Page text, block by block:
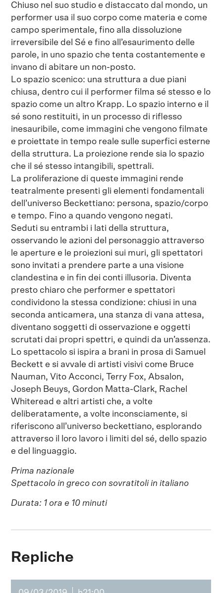
Chiuso nel suo studio e distaccato dal mondo, un
performer usa il suo corpo come materia e come
campo sperimentale, fino alla dissoluzione
irreversibile del Sé e fino all’esaurimento delle
parole, in uno spazio che tenta costantemente e
invano di abitare un non-posto.
Lo spazio scenico: una struttura a due piani
chiusa, dentro cui il performer filma sé stesso e lo
spazio come un altro Krapp. Lo spazio interno e il
sé sono restituiti, in un processo di riflesso
inesauribile, come immagini che vengono filmate
e proiettate in tempo reale sulle superfici esterne
della struttura. La proiezione rende sia lo spazio
che il sé stesso intangibili, spettrali.
La proliferazione di queste immagini rende
teatralmente presenti gli elementi fondamentali
dell’universo Beckettiano: persona, spazio/corpo
e tempo. Fino a quando vengono negati.
Seduti su entrambi i lati della struttura,
osservando le azioni del personaggio attraverso
le aperture e le proiezioni sui muri, gli spettatori
sono invitati a prendere parte a una visione
clandestina e in fin dei conti illusoria. Diventa
presto chiaro che performer e spettatori
condividono la stessa condizione: chiusi in una
seconda anticamera, una stanza di vana attesa,
diventano soggetti di osservazione e oggetti
scrutati dai propri spettri, e quindi da un’assenza.
Lo spettacolo si ispira a brani in prosa di Samuel
Beckett e si avvale di artisti visivi come Bruce
Nauman, Vito Acconci, Terry Fox, Absalon,
Joseph Beuys, Gordon Matta-Clark, Rachel
Whiteread e altri artisti che, a volte
deliberatamente, a volte inconsciamente, si
riferiscono all’universo beckettiano, esplorando
attraverso il loro lavoro i limiti del sé, dello spazio
e del linguaggio.
Prima nazionale
Spettacolo in greco con sovratitoli in italiano
Durata: 1 ora e 10 minuti
Repliche